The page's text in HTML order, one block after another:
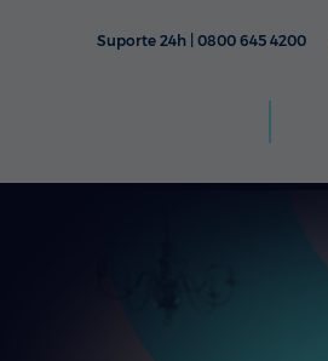
Suporte 24h | 0800 645 4200